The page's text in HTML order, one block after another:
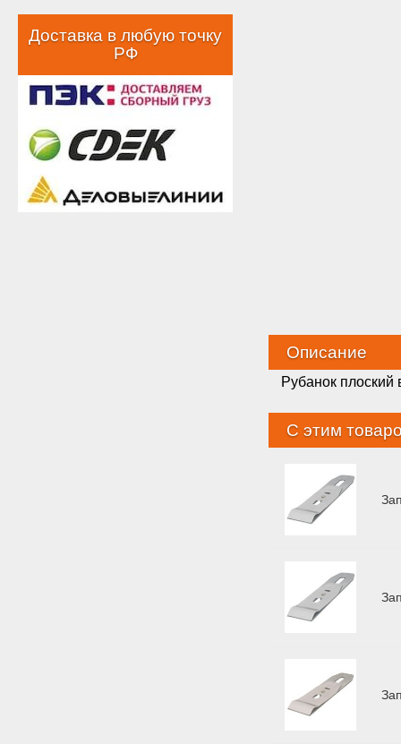
Доставка в любую точку
РФ
Описание
Рубанок
С этим